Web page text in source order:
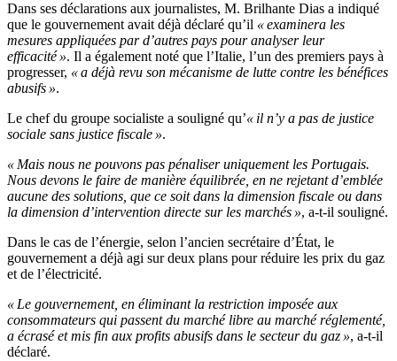
Dans ses déclarations aux journalistes, M. Brilhante Dias a indiqué
que le gouvernement avait déjà déclaré qu’il «examinera les
mesures appliquées pard’autres pays pour analyser leur
efficacité». Il a également noté que l’Italie, l’un des premiers pays à
progresser, «a déjà revu son mécanisme de lutte contre les bénéfices
abusifs ».
Le chef du groupe socialiste a souligné qu’« il n’y a pas de justice
sociale sans justice fiscale ».
« Mais nous ne pouvons pas pénaliser uniquement les Portugais.
Nous devons le faire de manière équilibrée, en ne rejetantd’emblée
aucune des solutions, que ce soit dans la dimension fiscale ou dans
la dimension d’intervention directe sur les marchés », a-t-il souligné.
Dans le cas de l’énergie, selon l’ancien secrétaire d’État, le
gouvernement a déjà agi sur deux plans pour réduire les prix du gaz
et de l’électricité.
« Le gouvernement, en éliminant la restriction imposée aux
consommateurs qui passent du marché libre au marché réglementé,
a écrasé et mis fin aux profits abusifs dans le secteur du gaz », a-t-il
déclaré.